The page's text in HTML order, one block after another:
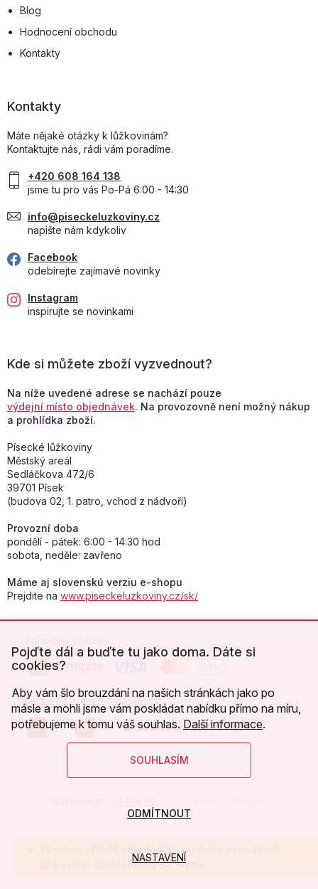
Pojďte dál a buďte tu jako doma. Dáte si
cookies?
Aby vám šlo brouzdání na našich stránkách jako po
másle a mohli jsme vám poskládat nabídku přímo na míru,
potřebujeme k tomu váš souhlas. Další informace.
SOUHLASÍM
NASTAVENÍ
ODMÍTNOUT
Všechny přijaté objednávky budeme expedovat
až po naší dovolené od 19. srpna
Blog
Hodnocení obchodu
Kontakty
Kontakty
Máte nějaké otázky k lůžkovinám?
Kontaktujte nás, rádi vám poradíme.
+420 608 164 138
jsme tu pro vás Po-Pá 6:00 - 14:30
info@piseckeluzkoviny.cz
napište nám kdykoliv
Facebook
odebírejte zajímavé novinky
Instagram
inspirujte se novinkami
Kde si můžete zboží vyzvednout?
Na níže uvedené adrese se nachází pouze
výdejní místo objednávek. Na provozovně není možný nákup
a prohlídka zboží.
Písecké lůžkoviny
Městský areál
Sedláčkova 472/6
39701 Písek
(budova 02, 1. patro, vchod z nádvoří)
Provozní doba
pondělí - pátek: 6:00 - 14:30 hod
sobota, neděle: zavřeno
Máme aj slovenskú verziu e-shopu
Prejdite na www.piseckeluzkoviny.cz/sk/
Oblíbené způsoby dopravy:
Upravit nastavení cookies